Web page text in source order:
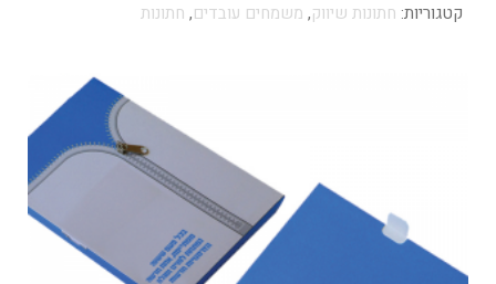
קטגוריות: חתונות שיווק, משמחים עובדים, חתונות